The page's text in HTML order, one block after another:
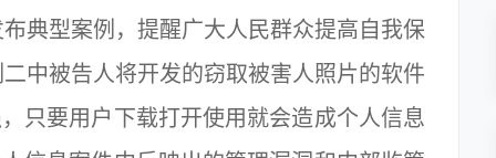
典型案例，提醒广大人民群众提高自我保
中被告人将开发的窃取被害人照片的软件
只要用户下载打开使用就会造成个人信息